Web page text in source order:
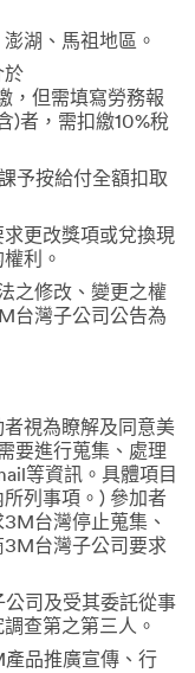
湖、馬祖地區。
於
，但需填寫勞務報
)者，需扣繳10%稅
予按給付全額扣取
更改獎項或兌換現
利。
之修改、變更之權
台灣子公司公告為
視為瞭解及同意美
要進行蒐集、處理
等資訊。具體項目
列事項。) 參加者
台灣停止蒐集、
3M台灣子公司要求
司及受其委託從事
查第之第三人。
品推廣宣傳、行